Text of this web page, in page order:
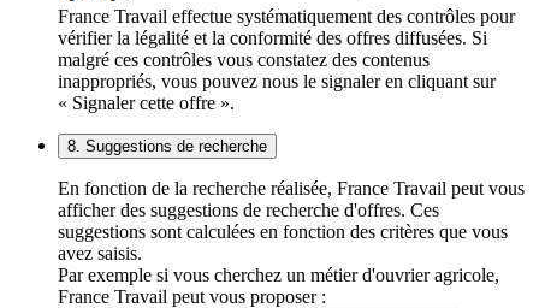
France Travail effectue systématiquement des contrôles pour
vérifier la légalité et la conformité des offres diffusées. Si
malgré ces contrôles vous constatez des contenus
inappropriés, vous pouvez nous le signaler en cliquant sur
« Signaler cette offre ».
8. Suggestions de recherche
En fonction de la recherche réalisée, France Travail peut vous
afficher des suggestions de recherche d'offres. Ces
suggestions sont calculées en fonction des critères que vous
avez saisis.
Par exemple si vous cherchez un métier d'ouvrier agricole,
France Travail peut vous proposer :